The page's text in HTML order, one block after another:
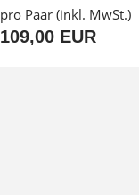
pro Paar (inkl. MwSt.)
109,00 EUR